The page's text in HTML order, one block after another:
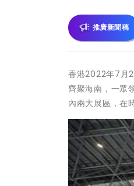
推廣新聞稿
香港2022年7月
齊聚海南，一眾
內兩大展區，在